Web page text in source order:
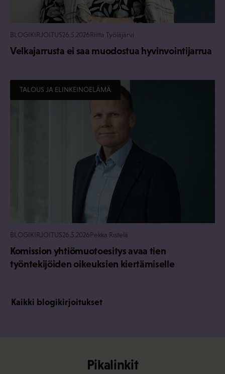
BLOGIKIRJOITUS26.5.2026Riitta Työläjärvi
Velkajarrusta ei saa muodostua hyvinvointijarrua
TALOUS JA ELINKEINOELÄMÄ
BLOGIKIRJOITUS26.5.2026Pekka Ristelä
Komission yhtiömuotoesitys avaa tien
työntekijöiden oikeuksien kiertämiselle
Kaikki blogikirjoitukset
Pikalinkit